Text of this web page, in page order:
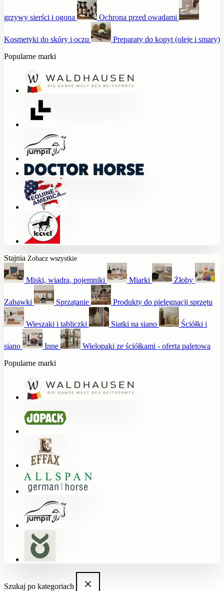
grzywy sierści i ogona Ochrona przed owadami
Kosmetyki do skóry i oczu
Preparaty do kopyt (oleje i smary)
Popularne marki
Stajnia Zobacz wszystkie
Miski, wiadra, pojemniki Miarki Żłoby
Zabawki Sprzątanie Produkty do pielęgnacji sprzętu
Wieszaki i tabliczki Siatki na siano Ściółki i
siano Inne
Wielopaki ze ściółkami - oferta paletowa
Popularne marki
Szukaj po kategoriach